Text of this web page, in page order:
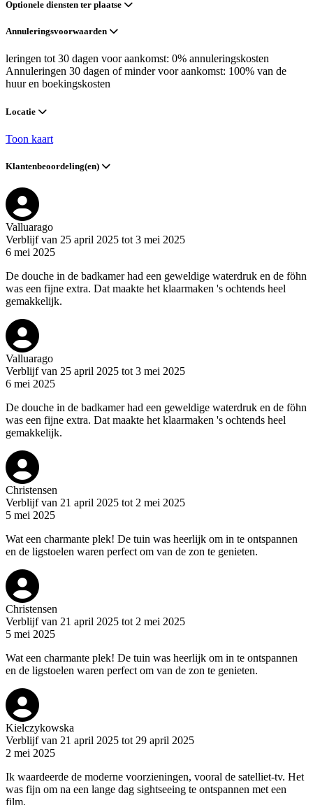
Optionele diensten ter plaatse
Annuleringsvoorwaarden
leringen tot 30 dagen voor aankomst: 0% annuleringskosten
Annuleringen 30 dagen of minder voor aankomst: 100% van de
huur en boekingskosten
Locatie
Toon kaart
Klantenbeoordeling(en)
Valluarago
Verblijf van 25 april 2025 tot 3 mei 2025
6 mei 2025
De douche in de badkamer had een geweldige waterdruk en de föhn
was een fijne extra. Dat maakte het klaarmaken 's ochtends heel
gemakkelijk.
Valluarago
Verblijf van 25 april 2025 tot 3 mei 2025
6 mei 2025
De douche in de badkamer had een geweldige waterdruk en de föhn
was een fijne extra. Dat maakte het klaarmaken 's ochtends heel
gemakkelijk.
Christensen
Verblijf van 21 april 2025 tot 2 mei 2025
5 mei 2025
Wat een charmante plek! De tuin was heerlijk om in te ontspannen
en de ligstoelen waren perfect om van de zon te genieten.
Christensen
Verblijf van 21 april 2025 tot 2 mei 2025
5 mei 2025
Wat een charmante plek! De tuin was heerlijk om in te ontspannen
en de ligstoelen waren perfect om van de zon te genieten.
Kielczykowska
Verblijf van 21 april 2025 tot 29 april 2025
2 mei 2025
Ik waardeerde de moderne voorzieningen, vooral de satelliet-tv. Het
was fijn om na een lange dag sightseeing te ontspannen met een
film.